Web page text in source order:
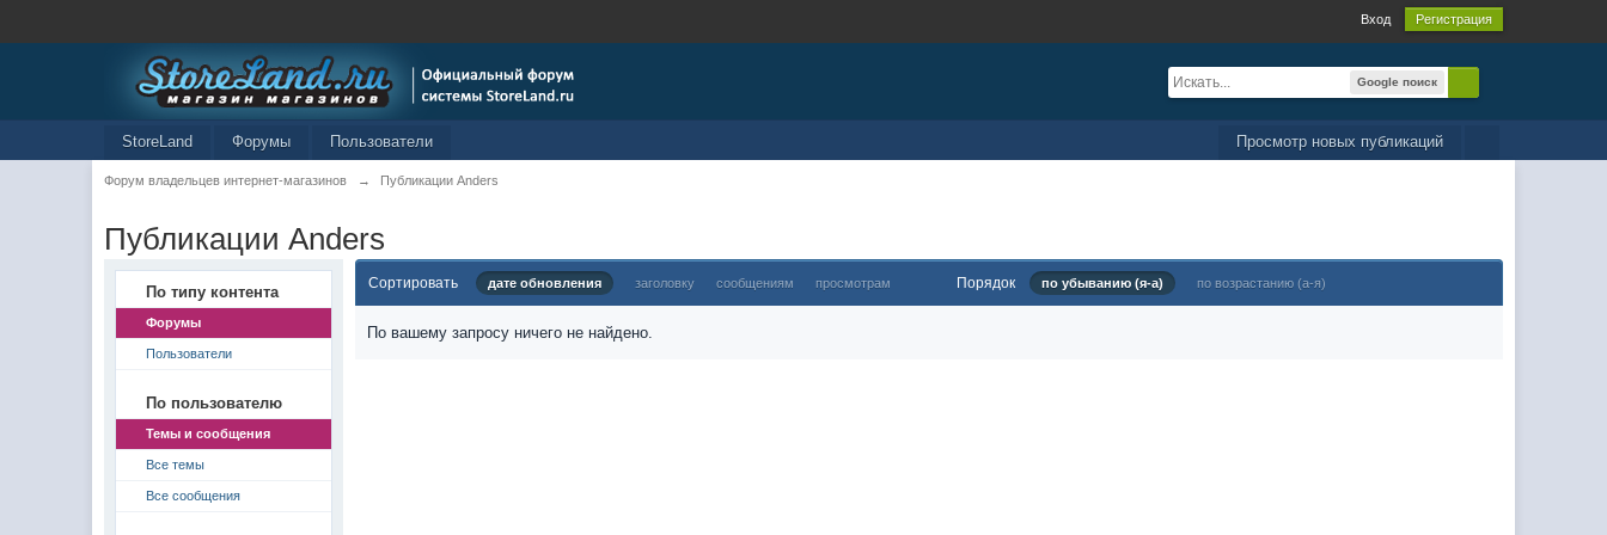
Вход Регистрация
Google поиск
Просмотр новых публикаций
StoreLand Форумы Пользователи
Форум владельцев интернет-магазинов → Публикации Anders
Публикации Anders
По типу контента
Форумы
Пользователи
По пользователю
Темы и сообщения
Все темы
Все сообщения
Сортировать дате обновления заголовку сообщениям просмотрам Порядок по убыванию (я-а) по возрастанию (а-я)
По вашему запросу ничего не найдено.